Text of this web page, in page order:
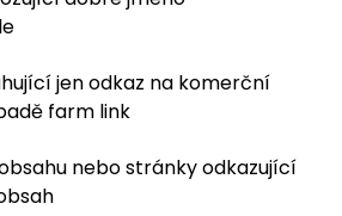
jen odkaz na komerční
farm link
nebo stránky odkazující